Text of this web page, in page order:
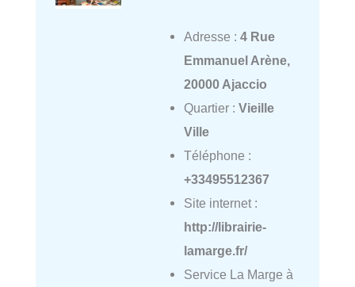
Adresse : 4 Rue
Emmanuel Arène,
20000 Ajaccio
Quartier : Vieille
Ville
Téléphone :
+33495512367
Site internet :
http://librairie-
lamarge.fr/
Service La Marge à